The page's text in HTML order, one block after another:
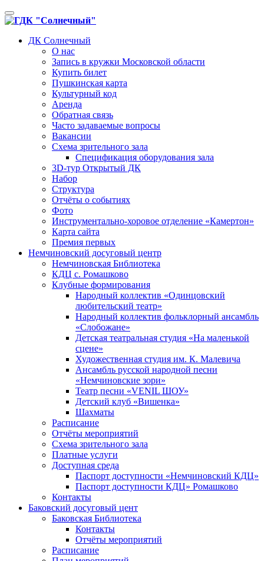
Toggle
navigation
ДК Солнечный
О нас
Запись в кружки Московской области
Купить билет
Пушкинская карта
Культурный код
Аренда
Обратная связь
Часто задаваемые вопросы
Вакансии
Схема зрительного зала
Спецификация оборудования зала
3D-тур Открытый ДК
Набор
Структура
Отчёты о событиях
Фото
Инструментально-хоровое отделение «Камертон»
Карта сайта
Премия первых
Немчиновский досуговый центр
Немчиновская Библиотека
КДЦ с. Ромашково
Клубные формирования
Народный коллектив «Одинцовский
любительский театр»
Народный коллектив фольклорный ансамбль
«Слобожане»
Детская театральная студия «На маленькой
сцене»
Художественная студия им. К. Малевича
Ансамбль русской народной песни
«Немчиновские зори»
Театр песни «VENIL ШОУ»
Детский клуб «Вишенка»
Шахматы
Расписание
Отчёты мероприятий
Схема зрительного зала
Платные услуги
Доступная среда
Паспорт доступности «Немчиновский КДЦ»
Паспорт доступности КДЦ» Ромашково
Контакты
Баковский досуговый цент
Баковская Библиотека
Контакты
Отчёты мероприятий
Расписание